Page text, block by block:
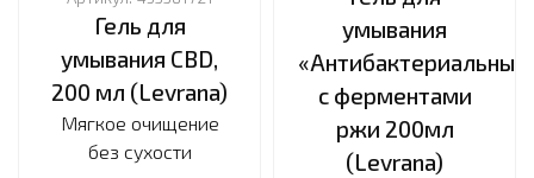
Гель для
умывания CBD,
200 мл (Levrana)
Мягкое очищение
без сухости
умывания
с ферментами
ржи 200мл
(Levrana)